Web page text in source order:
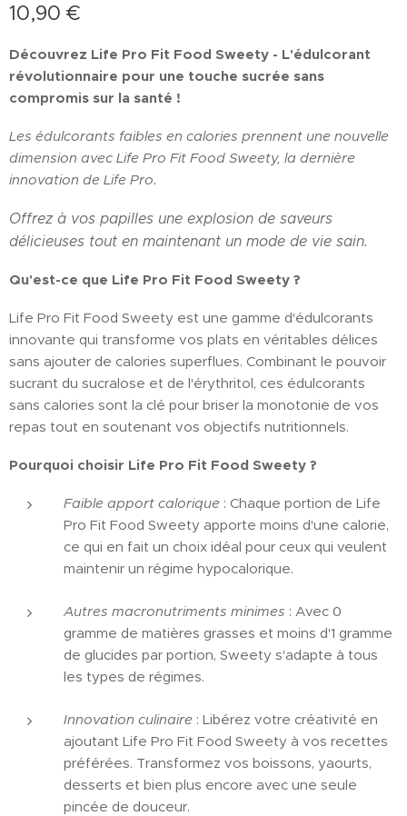
10,90 €
Découvrez Life Pro Fit Food Sweety - L'édulcorant
révolutionnaire pour une touche sucrée sans
compromis sur la santé !
Les édulcorants faibles en calories prennent une nouvelle
dimension avec Life Pro Fit Food Sweety, la dernière
innovation de Life Pro.
Offrez à vos papilles une explosion de saveurs
délicieuses tout en maintenant un mode de vie sain.
Qu'est-ce que Life Pro Fit Food Sweety ?
Life Pro Fit Food Sweety est une gamme d'édulcorants
innovante qui transforme vos plats en véritables délices
sans ajouter de calories superflues. Combinant le pouvoir
sucrant du sucralose et de l'érythritol, ces édulcorants
sans calories sont la clé pour briser la monotonie de vos
repas tout en soutenant vos objectifs nutritionnels.
Pourquoi choisir Life Pro Fit Food Sweety ?
Faible apport calorique : Chaque portion de Life
Pro Fit Food Sweety apporte moins d'une calorie,
ce qui en fait un choix idéal pour ceux qui veulent
maintenir un régime hypocalorique.
Autres macronutriments minimes : Avec 0
gramme de matières grasses et moins d'1 gramme
de glucides par portion, Sweety s'adapte à tous
les types de régimes.
Innovation culinaire : Libérez votre créativité en
ajoutant Life Pro Fit Food Sweety à vos recettes
préférées. Transformez vos boissons, yaourts,
desserts et bien plus encore avec une seule
pincée de douceur.